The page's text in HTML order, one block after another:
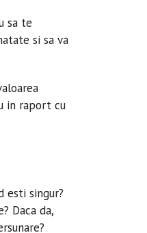
sa te
si sa va
in raport cu
esti singur?
Daca da,